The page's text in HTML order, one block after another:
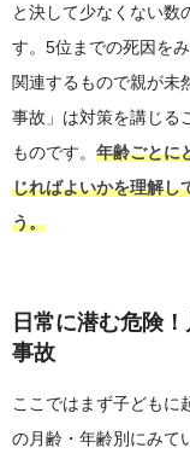
と決して少なくない数
す。5位までの死因を
関連するもので親が未
事故」は対策を講じる
ものです。 年齢ごとに
じればよいかを理解し
う。
日常に潜む危険
事故
ここではまず子どもに
の月齢・年齢別にみて